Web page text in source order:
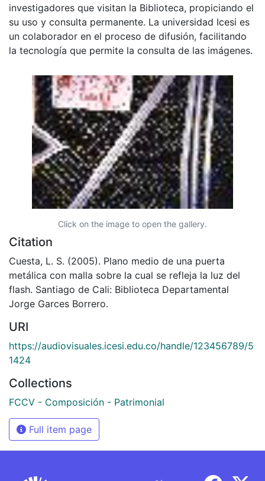
investigadores que visitan la Biblioteca, propiciando el
su uso y consulta permanente. La universidad Icesi es
un colaborador en el proceso de difusión, facilitando
la tecnología que permite la consulta de las imágenes.
Click on the image to open the gallery.
Citation
Cuesta, L. S. (2005). Plano medio de una puerta
metálica con malla sobre la cual se refleja la luz del
flash. Santiago de Cali: Biblioteca Departamental
Jorge Garces Borrero.
URI
https://audiovisuales.icesi.edu.co/handle/123456789/5
1424
Collections
FCCV - Composición - Patrimonial
Full item page